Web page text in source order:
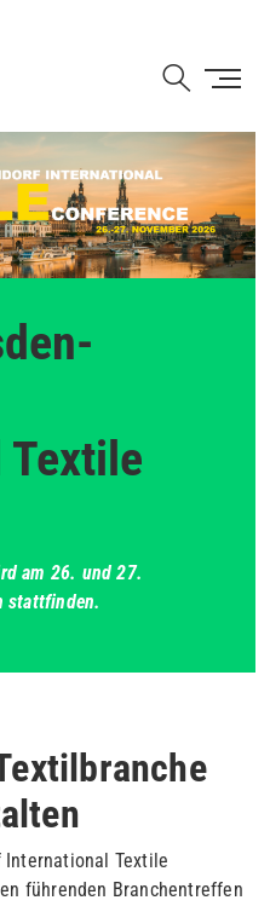
am 26. und 27.
stattfinden.
International Textile
führenden Branchentreffen